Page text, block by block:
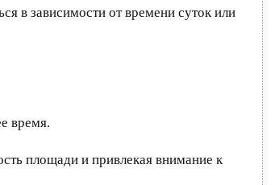
в зависимости от времени суток или
время.
площади и привлекая внимание к